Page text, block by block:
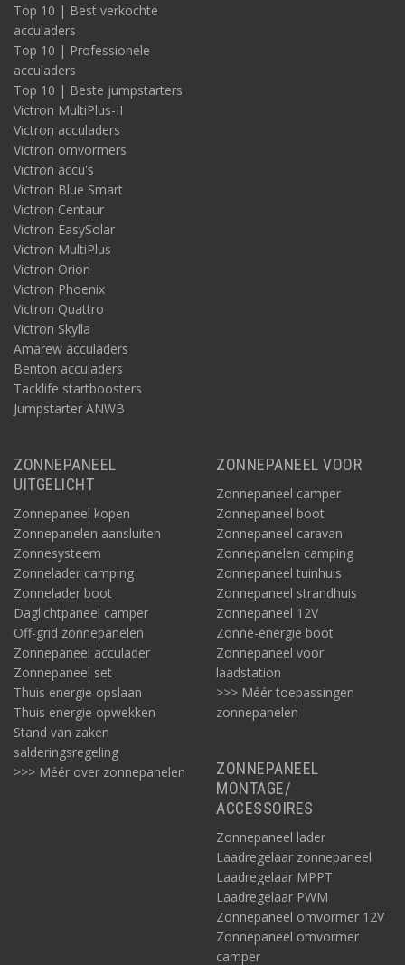
Top 10 | Best verkochte
acculaders
Top 10 | Professionele
acculaders
Top 10 | Beste jumpstarters
Victron MultiPlus-II
Victron acculaders
Victron omvormers
Victron accu's
Victron Blue Smart
Victron Centaur
Victron EasySolar
Victron MultiPlus
Victron Orion
Victron Phoenix
Victron Quattro
Victron Skylla
Amarew acculaders
Benton acculaders
Tacklife startboosters
Jumpstarter ANWB
ZONNEPANEEL
UITGELICHT
Zonnepaneel kopen
Zonnepanelen aansluiten
Zonnesysteem
Zonnelader camping
Zonnelader boot
Daglichtpaneel camper
Off-grid zonnepanelen
Zonnepaneel acculader
Zonnepaneel set
Thuis energie opslaan
Thuis energie opwekken
Stand van zaken
salderingsregeling
>>> Méér over zonnepanelen
ZONNEPANEEL VOOR
Zonnepaneel camper
Zonnepaneel boot
Zonnepaneel caravan
Zonnepanelen camping
Zonnepaneel tuinhuis
Zonnepaneel strandhuis
Zonnepaneel 12V
Zonne-energie boot
Zonnepaneel voor
laadstation
>>> Méér toepassingen
zonnepanelen
ZONNEPANEEL
MONTAGE/
ACCESSOIRES
Zonnepaneel lader
Laadregelaar zonnepaneel
Laadregelaar MPPT
Laadregelaar PWM
Zonnepaneel omvormer 12V
Zonnepaneel omvormer
camper